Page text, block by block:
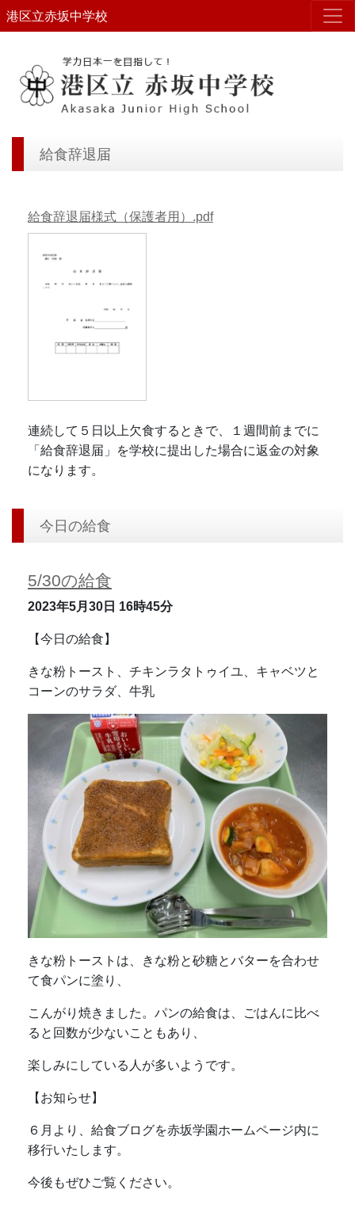
港区立赤坂中学校
給食辞退届
給食辞退届様式（保護者用）.pdf
連続して５日以上欠食するときで、１週間前までに
「給食辞退届」を学校に提出した場合に返金の対象
になります。
今日の給食
5/30の給食
2023年5月30日 16時45分
【今日の給食】
きな粉トースト、チキンラタトゥイユ、キャベツと
コーンのサラダ、牛乳
きな粉トーストは、きな粉と砂糖とバターを合わせ
て食パンに塗り、
こんがり焼きました。パンの給食は、ごはんに比べ
ると回数が少ないこともあり、
楽しみにしている人が多いようです。
【お知らせ】
６月より、 給食ブログを赤坂学園ホームページ内に
移行いたします。
今後もぜひご覧ください。